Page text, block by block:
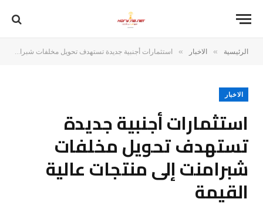
الرئيسية » الاخبار » استثمارات أجنبية جديدة تستهدف تحويل مخلفات شبرامنت إلى منتجات عالية القيمة
الاخبار
استثمارات أجنبية جديدة
تستهدف تحويل مخلفات
شبرامنت إلى منتجات عالية
القيمة